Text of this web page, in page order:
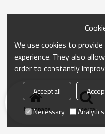
Homepage ricerca
We use cookies to
experience. They also
order to constantly
Accept all
Necessary
Analytics